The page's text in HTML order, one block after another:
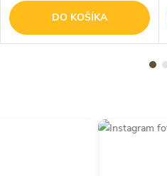
DO KOŠÍKA